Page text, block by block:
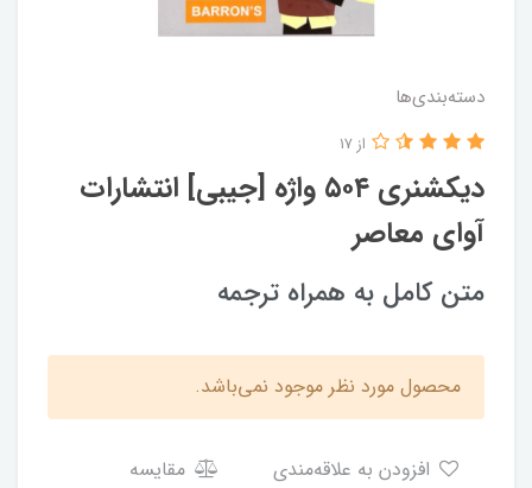
دسته‌بندی‌ها
دیکشنری ۵۰۴ واژه [جیبی] انتشارات‌‌
آوای معاصر
از 17
متن کامل به همراه ترجمه
محصول مورد نظر موجود نمی‌باشد.
مقایسه